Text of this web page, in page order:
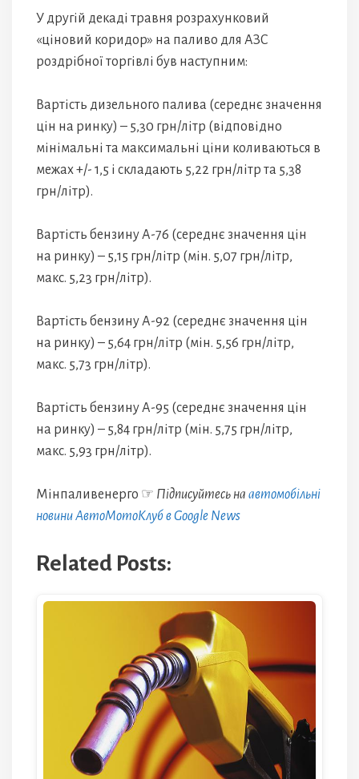
У другій декаді травня розрахунковий
«ціновий коридор» на паливо для АЗС
роздрібної торгівлі був наступним:
Вартість дизельного палива (середнє значення
цін на ринку) – 5,30 грн/літр (відповідно
мінімальні та максимальні ціни коливаються в
межах +/- 1,5 і складають 5,22 грн/літр та 5,38
грн/літр).
Вартість бензину А-76 (середнє значення цін
на ринку) – 5,15 грн/літр (мін. 5,07 грн/літр,
макс. 5,23 грн/літр).
Вартість бензину А-92 (середнє значення цін
на ринку) – 5,64 грн/літр (мін. 5,56 грн/літр,
макс. 5,73 грн/літр).
Вартість бензину А-95 (середнє значення цін
на ринку) – 5,84 грн/літр (мін. 5,75 грн/літр,
макс. 5,93 грн/літр).
Мінпаливенерго ☞ Підписуйтесь на автомобільні
новини АвтоМотоКлуб в Google News
Related Posts: